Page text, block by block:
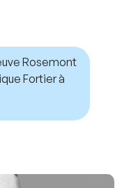
Rosemont
Fortier à